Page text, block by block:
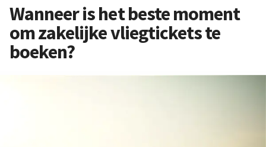
Wanneer is het beste moment
om zakelijke vliegtickets te
boeken?